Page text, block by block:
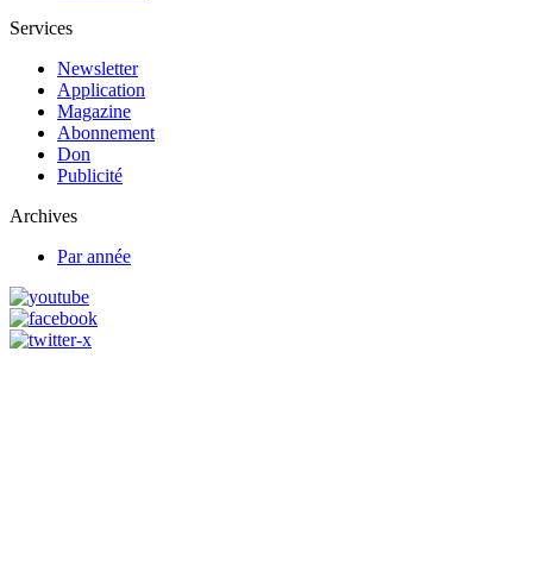
Services
Newsletter
Application
Magazine
Abonnement
Don
Publicité
Archives
Par année